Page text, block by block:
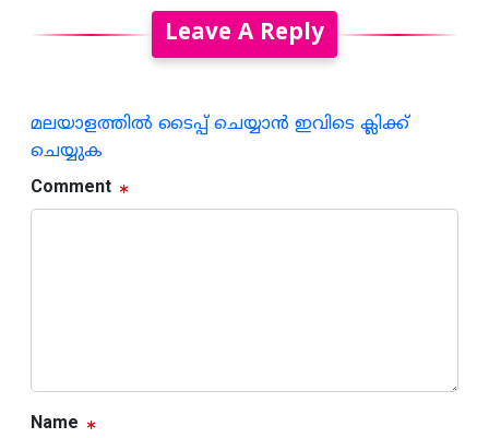
Leave A Reply
മലയാളത്തില്‍ ടൈപ്പ് ചെയ്യാന്‍ ഇവിടെ ക്ലിക്ക്
ചെയ്യുക
Comment
Name